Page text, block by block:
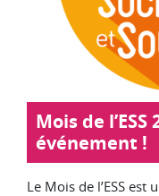
­Mois de
événement !
Le Mois de l’ESS